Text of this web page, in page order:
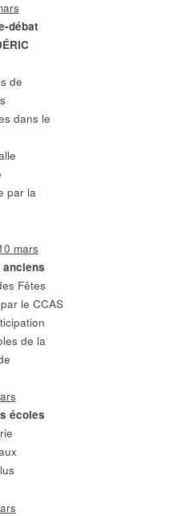
débat
de
dans le
par la
mars
anciens
Fêtes
le CCAS
de la
écoles